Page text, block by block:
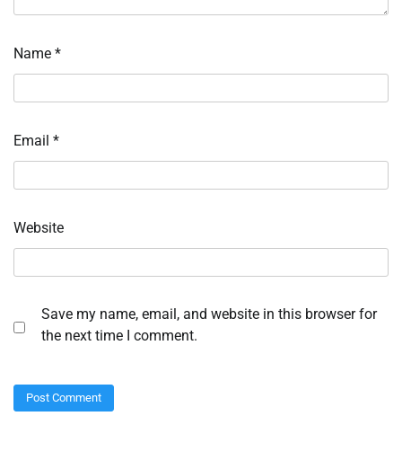
Name *
Email *
Website
Save my name, email, and website in this browser for
the next time I comment.